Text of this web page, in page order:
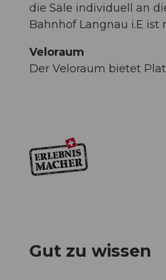
die Säle individuell an
Bahnhof Langnau i.E
Veloraum
Der Veloraum bietet
Gut zu wissen